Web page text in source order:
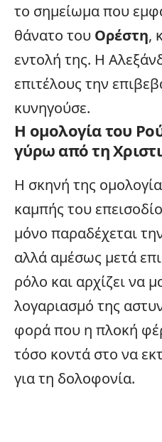
το σημείωμα που
θάνατο του Ορέστη,
εντολή της. Η
επιτέλους την
κυνηγούσε.
Η ομολογία του
γύρω από τη
Η σκηνή της
καμπής του
μόνο παραδέχεται
αλλά αμέσως μετά
ρόλο και αρχίζει να
λογαριασμό της
φορά που η πλοκή
τόσο κοντά στο να
για τη δολοφονία.